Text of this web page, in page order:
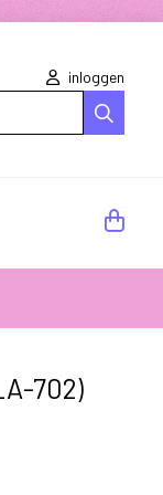
inloggen
702)